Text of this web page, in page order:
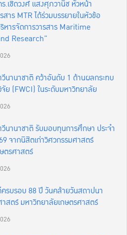
.เชิดวงศ์ แสงศุภวานิช หัวหน้า
าร MTR ได้ร่วมบรรยายในหัวข้อ
หารจัดการวารสาร Maritime
Research”
านาชาติ คว้าอันดับ 1 ด้านผลกระทบ
ย (FWCI) ในระดับมหาวิทยาลัย
านาชาติ รับมอบทุนการศึกษา ประจำ
จากนิสิตเก่าวิศวกรรมศาสตร์
ตรศาสตร์
รบรอบ 88 ปี วันคล้ายวันสถาปนา
สตร์ มหาวิทยาลัยเกษตรศาสตร์